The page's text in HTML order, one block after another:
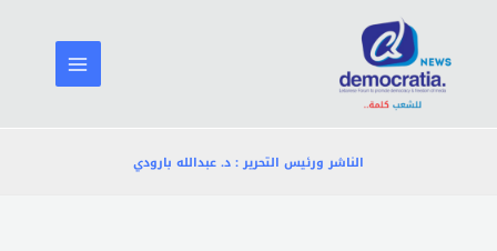
المحتوى
الناشر ورئيس التحرير : د. عبدالله بارودي